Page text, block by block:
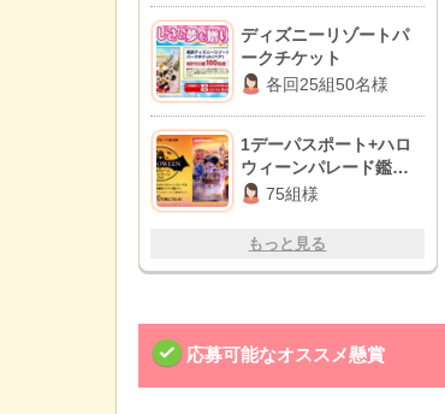
ディズニーリゾートパ
ークチケット
各回25組50名様
1デーパスポート+ハロ
ウィーンパレード鑑賞
券 75組様
もっと見る
応募可能なオススメ懸賞